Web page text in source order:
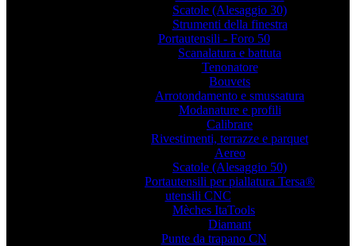
Scatole (Alesaggio 30)
Strumenti della finestra
Portautensili - Foro 50
Scanalatura e battuta
Tenonatore
Bouvets
Arrotondamento e smussatura
Modanature e profili
Calibrare
Rivestimenti, terrazze e parquet
Aereo
Scatole (Alesaggio 50)
Portautensili per piallatura Tersa®
utensili CNC
Mèches ItaTools
Diamant
Punte da trapano CN